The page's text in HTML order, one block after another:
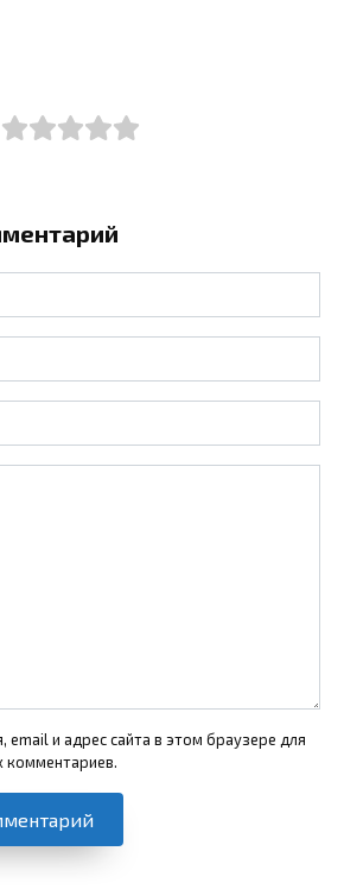
email и адрес сайта в этом браузере для
комментариев.